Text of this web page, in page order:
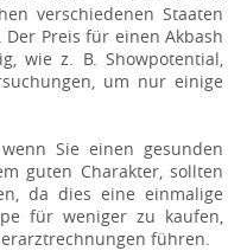
verschiedenen Staaten
Preis für einen Akbash
wie z. B. Showpotential,
um nur einige
wenn Sie einen gesunden
guten Charakter, sollten
da dies eine einmalige
für weniger zu kaufen,
führen.